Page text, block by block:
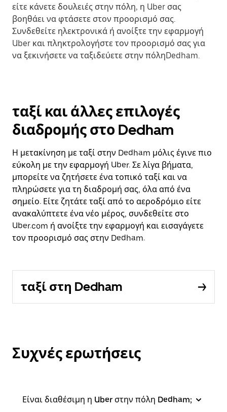
είτε κάνετε δουλειές στην πόλη, η Uber σας
βοηθάει να φτάσετε στον προορισμό σας.
Συνδεθείτε ηλεκτρονικά ή ανοίξτε την εφαρμογή
Uber και πληκτρολογήστε τον προορισμό σας για
να ξεκινήσετε να ταξιδεύετε στην πόληDedham.
ταξί και άλλες επιλογές
διαδρομής στο Dedham
Η μετακίνηση με ταξί στην Dedham μόλις έγινε πιο
εύκολη με την εφαρμογή Uber. Σε λίγα βήματα,
μπορείτε να ζητήσετε ένα τοπικό ταξί και να
πληρώσετε για τη διαδρομή σας, όλα από ένα
σημείο. Είτε ζητάτε ταξί από το αεροδρόμιο είτε
ανακαλύπτετε ένα νέο μέρος, συνδεθείτε στο
Uber.com ή ανοίξτε την εφαρμογή και εισαγάγετε
τον προορισμό σας στην Dedham.
ταξί στη Dedham
Συχνές ερωτήσεις
Είναι διαθέσιμη η Uber στην πόλη Dedham;